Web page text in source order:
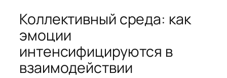
Коллективный среда: как
эмоции
интенсифицируются в
взаимодействии